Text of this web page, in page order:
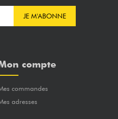
JE M'ABONNE
compte
commandes
adresses